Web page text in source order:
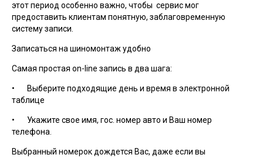
этот период особенно важно, чтобы сервис мог
предоставить клиентам понятную, заблаговременную
систему записи.
Записаться на шиномонтаж удобно
Самая простая on-line запись в два шага:
• Выберите подходящие день и время в электронной
таблице
• Укажите свое имя, гос. номер авто и Ваш номер
телефона.
Выбранный номерок дождется Вас, даже если вы